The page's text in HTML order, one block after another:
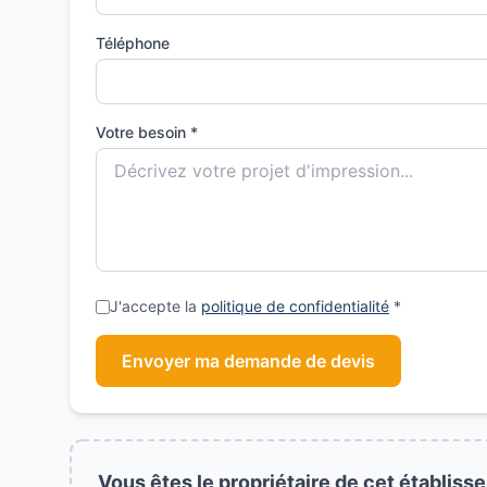
Téléphone
Votre besoin *
J'accepte la politique de confidentialité *
Envoyer ma demande de devis
Vous êtes le propriétaire de cet